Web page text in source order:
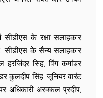
के रक्षा सलाहकार
सीडीएस के सैन्य सलाहकार
सिंह, विंग कमांडर
कुलदीप सिंह, जूनियर वारंट
अधिकारी अरक्कल प्रदीप,